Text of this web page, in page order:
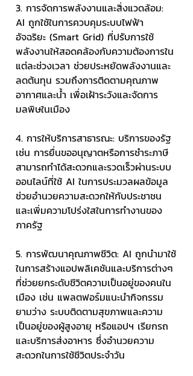
3. การจัดการพลังงานและสิ่งแวดล้อม:
AI ถูกใช้ในการควบคุมระบบไฟฟ้า
อัจฉริยะ (Smart Grid) ที่ปรับการใช้
พลังงานให้สอดคล้องกับความต้องการใน
แต่ละช่วงเวลา ช่วยประหยัดพลังงานและ
ลดต้นทุน รวมถึงการติดตามคุณภาพ
อากาศและน้ำ เพื่อเฝ้าระวังและจัดการ
มลพิษในเมือง
4. การให้บริการสาธารณะ: บริการของรัฐ
เช่น การยื่นขออนุญาตหรือการชำระภาษี
สามารถทำได้สะดวกและรวดเร็วผ่านระบบ
ออนไลน์ที่ใช้ AI ในการประมวลผลข้อมูล
ช่วยอำนวยความสะดวกให้กับประชาชน
และเพิ่มความโปร่งใสในการทำงานของ
ภาครัฐ
5. การพัฒนาคุณภาพชีวิต: AI ถูกนำมาใช้
ในการสร้างแอปพลิเคชันและบริการต่างๆ
ที่ช่วยยกระดับชีวิตความเป็นอยู่ของคนใน
เมือง เช่น แพลตฟอร์มแนะนำกิจกรรม
ยามว่าง ระบบติดตามสุขภาพและความ
เป็นอยู่ของผู้สูงอายุ หรือแอปฯ เรียกรถ
และบริการส่งอาหาร ซึ่งอำนวยความ
สะดวกในการใช้ชีวิตประจำวัน